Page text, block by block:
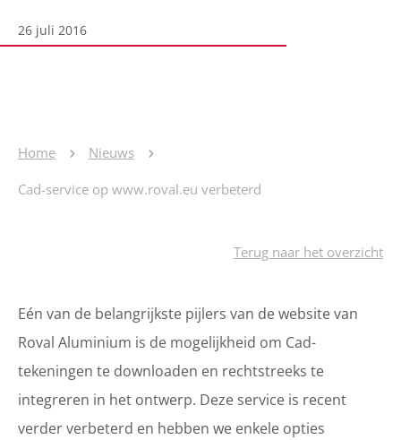
26 juli 2016
Home Nieuws
Cad-service op www.roval.eu verbeterd
Terug naar het overzicht
Eén van de belangrijkste pijlers van de website van
Roval Aluminium is de mogelijkheid om Cad-
tekeningen te downloaden en rechtstreeks te
integreren in het ontwerp. Deze service is recent
verder verbeterd en hebben we enkele opties